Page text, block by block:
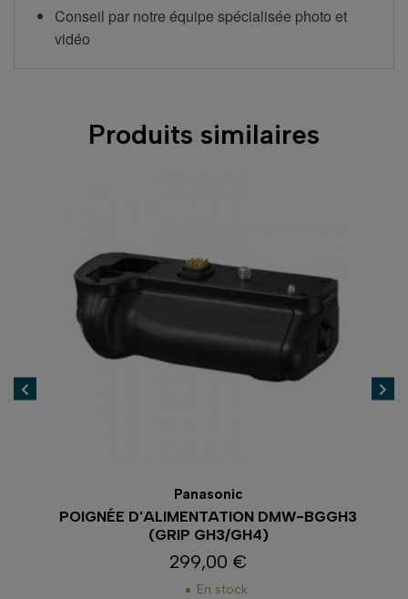
Conseil par notre équipe spécialisée photo et
vidéo
Produits similaires
Panasonic
POIGNÉE D'ALIMENTATION DMW-BGGH3
(GRIP GH3/GH4)
Prix
299,00 €
En stock